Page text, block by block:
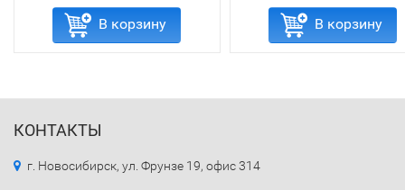
В корзину В корзину
КОНТАКТЫ
г. Новосибирск, ул. Фрунзе 19, офис 314